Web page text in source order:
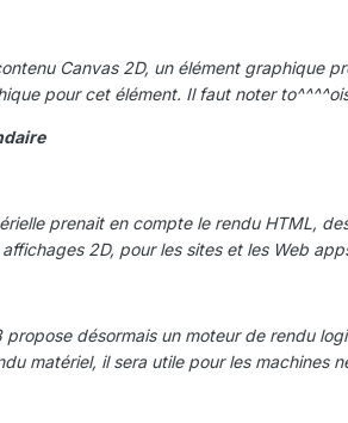
Canvas 2D, un élément graphique
pour cet élément. Il faut noter
prenait en compte le rendu HTML,
2D, pour les sites et les Web
propose désormais un moteur de rendu
matériel, il sera utile pour les